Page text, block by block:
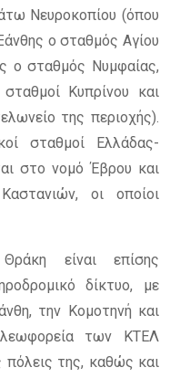
Νευροκοπίου (όπου
ο σταθμός Αγίου
ο σταθμός Νυμφαίας,
Κυπρίνου και
της περιοχής).
σταθμοί Ελλάδας-
στο νομό Έβρου και
οι οποίοι
είναι επίσης
δίκτυο, με
την Κομοτηνή και
των ΚΤΕΛ
πόλεις της, καθώς και